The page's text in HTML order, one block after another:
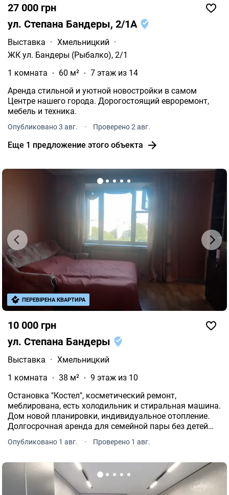
27 000 грн
ул. Степана Бандеры, 2/1А
Выставка · Хмельницкий ·
ЖК ул. Бандеры (Рыбалко), 2/1
1 комната
60 м²
7 этаж из 14
Аренда стильной и уютной новостройки в самом
Центре нашего города. Дорогостоящий евроремонт,
мебель и техника.
Опубликовано 3 авг. · Проверено 2 авг.
Еще 1 предложение этого объекта
10 000 грн
ул. Степана Бандеры
Выставка · Хмельницкий
1 комната
38 м²
9 этаж из 10
Остановка "Костел", косметический ремонт,
меблирована, есть холодильник и стиральная машина.
Дом новой планировки, индивидуальное отопление.
Долгосрочная аренда для семейной пары без детей
Опубликовано 1 авг. · Проверено 1 авг.
ПЕРЕВІРЕНА КВАРТИРА